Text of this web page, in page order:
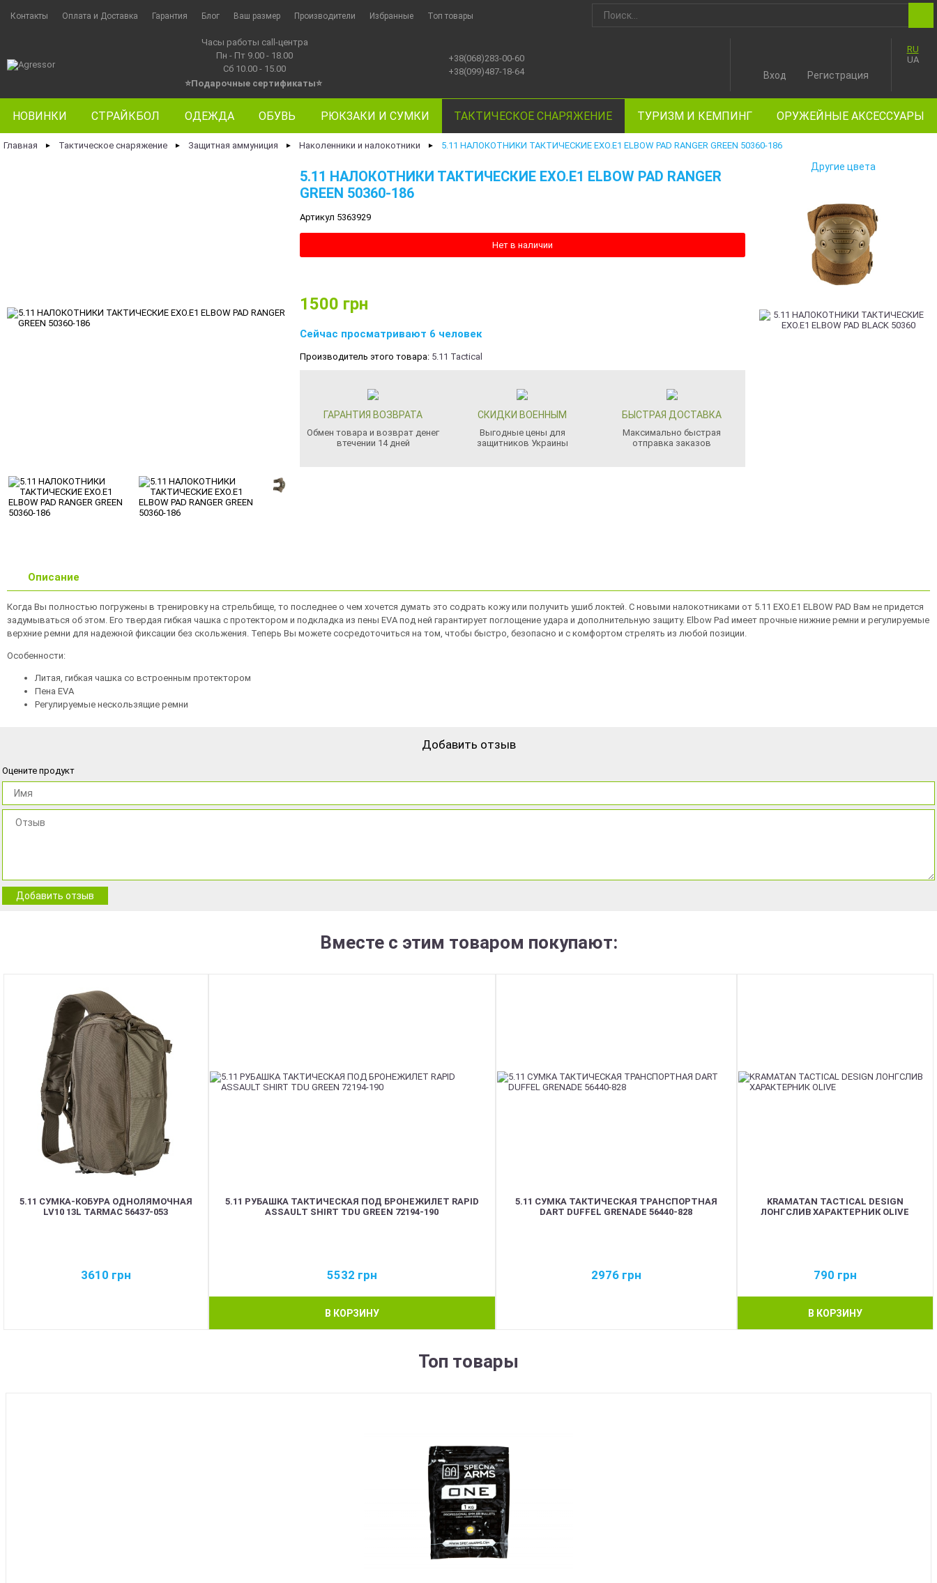
Контакты Оплата и Доставка Гарантия Блог Ваш размер Производители Избранные Топ товары
Часы работы call-центра
Пн - Пт 9.00 - 18.00
Сб 10.00 - 15.00
⭐Подарочные сертификаты⭐
+38(068)283-00-60
+38(099)487-18-64
RU
UA
Вход Регистрация
НОВИНКИ СТРАЙКБОЛ ОДЕЖДА ОБУВЬ РЮКЗАКИ И СУМКИ ТАКТИЧЕСКОЕ СНАРЯЖЕНИЕ ТУРИЗМ И КЕМПИНГ ОРУЖЕЙНЫЕ АКСЕССУАРЫ
Главная ► Тактическое снаряжение ► Защитная аммуниция ► Наколенники и налокотники ► 5.11 НАЛОКОТНИКИ ТАКТИЧЕСКИЕ EXO.E1 ELBOW PAD RANGER GREEN 50360-186
5.11 НАЛОКОТНИКИ ТАКТИЧЕСКИЕ EXO.E1 ELBOW PAD RANGER
GREEN 50360-186
Артикул 5363929
Нет в наличии
1500 грн
Сейчас просматривают 6 человек
Производитель этого товара: 5.11 Tactical
ГАРАНТИЯ ВОЗВРАТА
Обмен товара и возврат денег
втечении 14 дней
СКИДКИ ВОЕННЫМ
Выгодные цены для
защитников Украины
БЫСТРАЯ ДОСТАВКА
Максимально быстрая
отправка заказов
Другие цвета
Описание
Когда Вы полностью погружены в тренировку на стрельбище, то последнее о чем хочется думать это содрать кожу или получить ушиб локтей. С новыми налокотниками от 5.11 EXO.E1 ELBOW PAD Вам не придется
задумываться об этом. Его твердая гибкая чашка с протектором и подкладка из пены EVA под ней гарантирует поглощение удара и дополнительную защиту. Elbow Pad имеет прочные нижние ремни и регулируемые
верхние ремни для надежной фиксации без скольжения. Теперь Вы можете сосредоточиться на том, чтобы быстро, безопасно и с комфортом стрелять из любой позиции.
Особенности:
Литая, гибкая чашка со встроенным протектором
Пена EVA
Регулируемые нескользящие ремни
Добавить отзыв
Оцените продукт
Добавить отзыв
Вместе с этим товаром покупают:
5.11 СУМКА-КОБУРА ОДНОЛЯМОЧНАЯ
LV10 13L TARMAC 56437-053
3610 грн
5.11 РУБАШКА ТАКТИЧЕСКАЯ ПОД БРОНЕЖИЛЕТ RAPID
ASSAULT SHIRT TDU GREEN 72194-190
5532 грн
В КОРЗИНУ
5.11 СУМКА ТАКТИЧЕСКАЯ ТРАНСПОРТНАЯ
DART DUFFEL GRENADE 56440-828
2976 грн
KRAMATAN TACTICAL DESIGN
ЛОНГСЛИВ ХАРАКТЕРНИК OLIVE
790 грн
В КОРЗИНУ
Топ товары